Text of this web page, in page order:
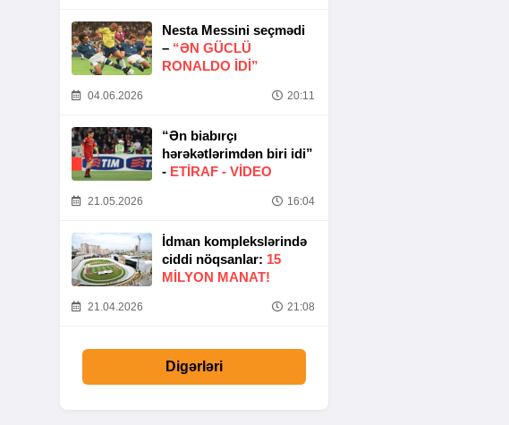
Nesta Messini seçmədi
– “ƏN GÜCLÜ
RONALDO IDI”
04.06.2026 20:11
“Ən biabırçı
hərəkətlərimdən biri idi”
- ETIRAF - VİDEO
21.05.2026 16:04
İdman komplekslərində
ciddi nöqsanlar: 15
MILYON MANAT!
21.04.2026 21:08
Digərləri